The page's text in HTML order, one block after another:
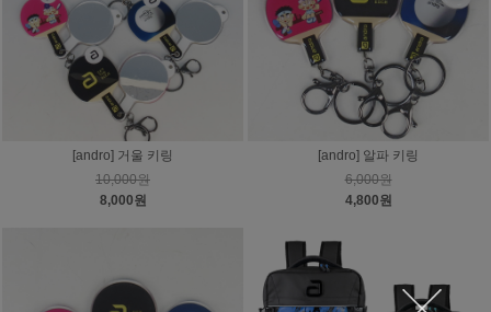
[andro] 거울 키링
10,000원
8,000원
[andro] 알파 키링
6,000원
4,800원